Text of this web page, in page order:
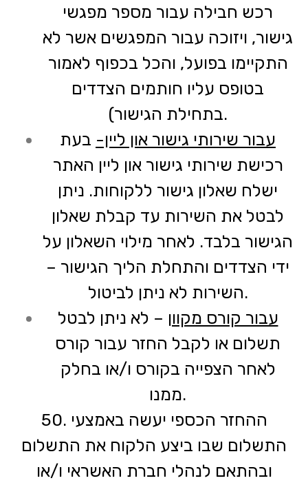
רכש חבילה עבור מספר מפגשי
גישור, ויזוכה עבור המפגשים אשר לא
התקיימו בפועל, והכל בכפוף לאמור
בטופס עליו חותמים הצדדים
בתחילת הגישור).
עבור שירותי גישור און ליין- בעת
רכישת שירותי גישור און ליין האתר
ישלח שאלון גישור ללקוחות. ניתן
לבטל את השירות עד קבלת שאלון
הגישור בלבד. לאחר מילוי השאלון על
ידי הצדדים והתחלת הליך הגישור –
השירות לא ניתן לביטול.
עבור קורס מקוון – לא ניתן לבטל
תשלום או לקבל החזר עבור קורס
לאחר הצפייה בקורס ו/או בחלק
ממנו.
50. ההחזר הכספי יעשה באמצעי
התשלום שבו ביצע הלקוח את התשלום
ובהתאם לנהלי חברת האשראי ו/או